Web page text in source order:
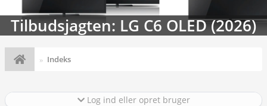
Tilbudsjagten: LG C6 OLED (2026)
Indeks
Log ind eller opret bruger